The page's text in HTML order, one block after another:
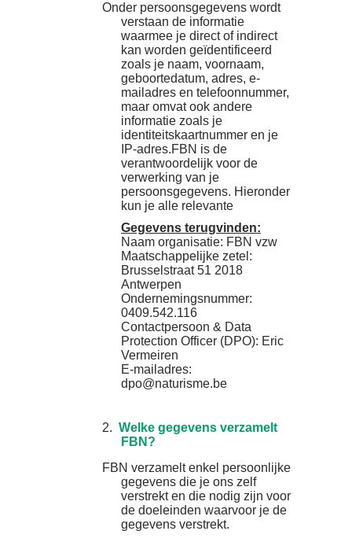
Onder persoonsgegevens wordt
verstaan de informatie
waarmee je direct of indirect
kan worden geïdentificeerd
zoals je naam, voornaam,
geboortedatum, adres, e-
mailadres en telefoonnummer,
maar omvat ook andere
informatie zoals je
identiteitskaartnummer en je
IP-adres.FBN is de
verantwoordelijk voor de
verwerking van je
persoonsgegevens. Hieronder
kun je alle relevante
Gegevens terugvinden:
Naam organisatie: FBN vzw
Maatschappelijke zetel:
Brusselstraat 51 2018
Antwerpen
Ondernemingsnummer:
0409.542.116
Contactpersoon & Data
Protection Officer (DPO): Eric
Vermeiren
E-mailadres:
dpo@naturisme.be
2. Welke gegevens verzamelt
FBN?
FBN verzamelt enkel persoonlijke
gegevens die je ons zelf
verstrekt en die nodig zijn voor
de doeleinden waarvoor je de
gegevens verstrekt.